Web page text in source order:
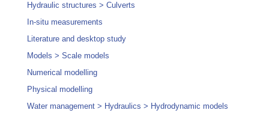
Hydraulic structures > Culverts
In-situ measurements
Literature and desktop study
Models > Scale models
Numerical modelling
Physical modelling
Water management > Hydraulics > Hydrodynamic models